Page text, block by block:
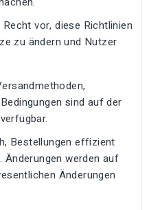
vor, diese Richtlinien
zu ändern und Nutzer
sind auf der
Bestellungen effizient
werden auf
Änderungen